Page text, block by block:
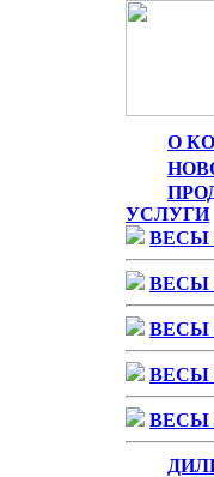
О
УСЛУГИ
ВЕСЫ
ВЕСЫ
ВЕСЫ
ВЕСЫ
ВЕСЫ